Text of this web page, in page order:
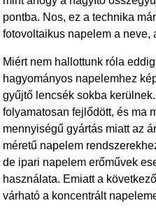
pontba. Nos, ez a technika
fotovoltaikus napelem a neve,
Miért nem hallottunk róla
hagyományos napelemhez
gyűjtő lencsék sokba
folyamatosan fejlődött, és ma
mennyiségű gyártás miatt az
méretű napelem
de ipari napelem erőművek
használata. Emiatt a
várható a koncentrált